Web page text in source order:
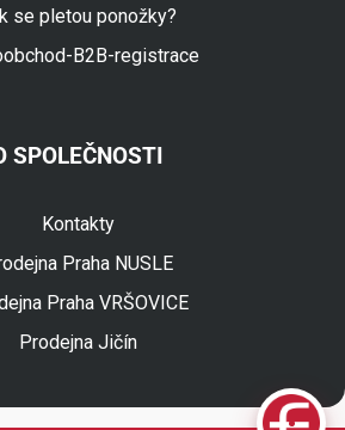
se pletou ponožky?
B2B-registrace
SPOLEČNOSTI
Kontakty
Praha NUSLE
Praha VRŠOVICE
Prodejna Jičín